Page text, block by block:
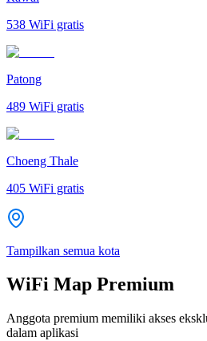
538 WiFi gratis
Patong
489 WiFi gratis
Choeng Thale
405 WiFi gratis
Tampilkan semua kota
WiFi Map Premium
Anggota premium memiliki akses
dalam aplikasi